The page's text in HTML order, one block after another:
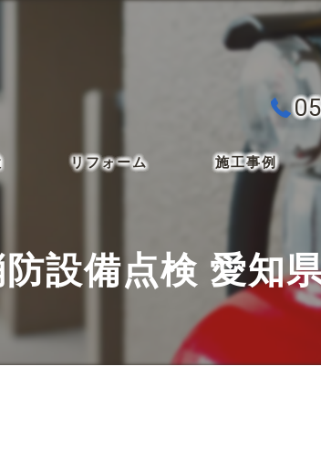
リフォーム 施工事例
設備点検 愛知